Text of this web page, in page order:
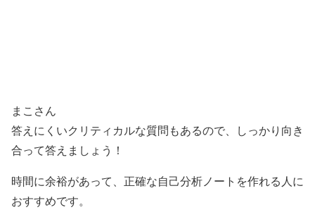
まこさん
答えにくいクリティカルな質問もあるので、しっかり向き
合って答えましょう！
時間に余裕があって、正確な自己分析ノートを作れる人に
おすすめです。